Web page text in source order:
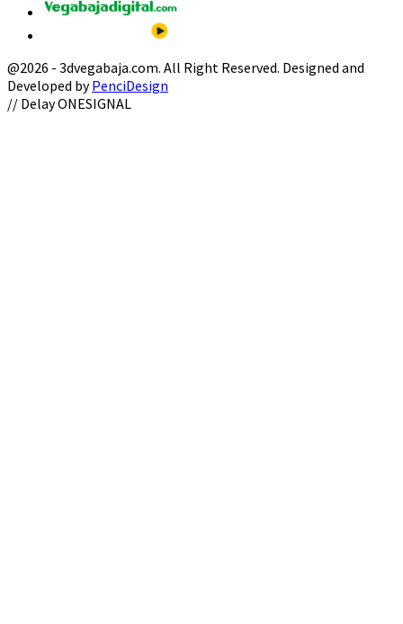
@2026 - 3dvegabaja.com. All Right Reserved. Designed and
Developed byPenciDesign
Facebook
Twitter
Instagram
Youtube
Email
// Delay ONESIGNAL